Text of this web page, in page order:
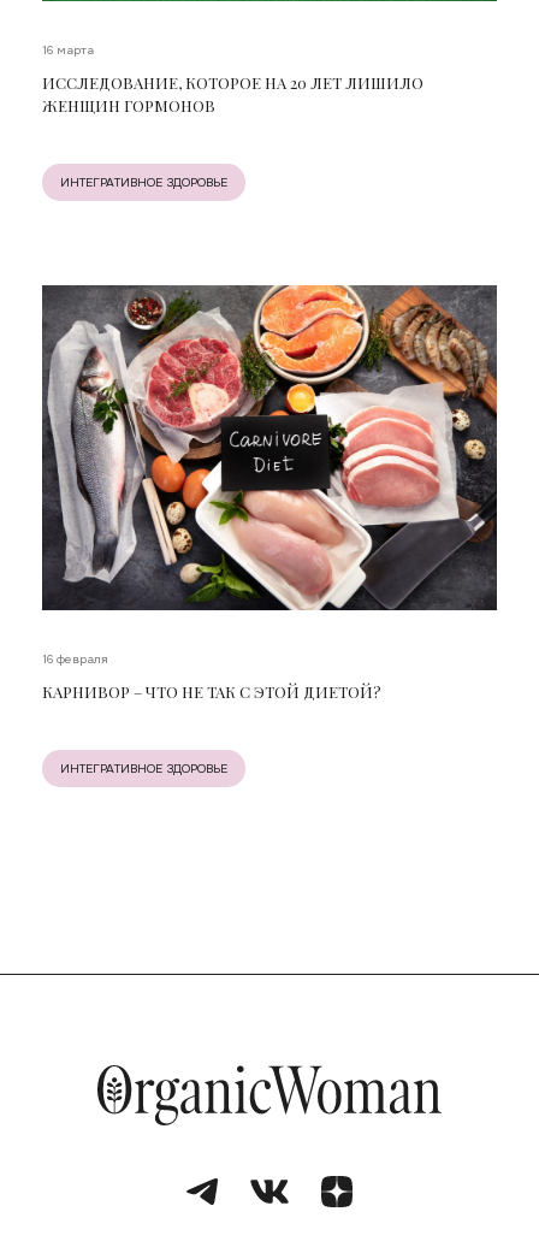
16 марта
ИССЛЕДОВАНИЕ, КОТОРОЕ НА 20 ЛЕТ ЛИШИЛО
ЖЕНЩИН ГОРМОНОВ
ИНТЕГРАТИВНОЕ ЗДОРОВЬЕ
16 февраля
КАРНИВОР – ЧТО НЕ ТАК С ЭТОЙ ДИЕТОЙ?
ИНТЕГРАТИВНОЕ ЗДОРОВЬЕ